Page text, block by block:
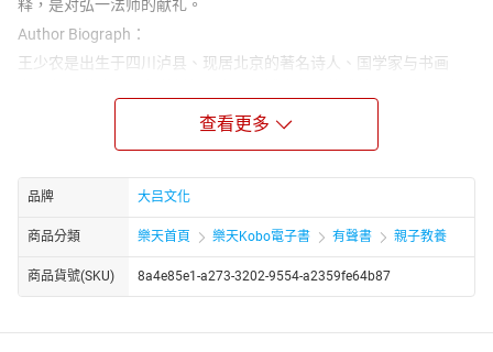
释，是对弘一法师的献礼。
Author Biograph：
王少农是出生于四川泸县、现居北京的著名诗人、国学家与书画
多个文化相关职务，是具有广泛影响力的新一代国学领域代表人
物，王少农目前担任香山书院院长、《中国诗词》主编，还是中华
国大典》，其开设的国学课因倡导 “重建信仰”，被称作 “信仰课”，
受到社会各阶层广泛欢迎，同时也凭借专业的国学素养推动着传统
文化的传播与普及。
查看更多
品牌 大吕文化
商品分類 樂天首頁 樂天Kobo電子書 有聲書 親子教養
商品貨號(SKU) 8a4e85e1-a273-3202-9554-a2359fe64b87